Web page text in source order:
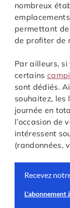
nombreux
permettant
de profiter de
Par ailleurs,
certains
sont dédiés.
souhaitez, les
journée en
l’occasion de
intéressent
(randonnées,